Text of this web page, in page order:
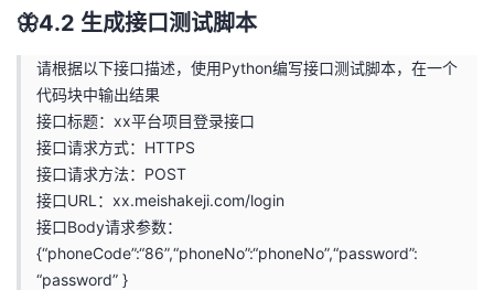
🦋4.2 生成接口测试脚本
请根据以下接口描述，使用Python编写接口测试脚本，在一个
代码块中输出结果
接口标题：xx平台项目登录接口
接口请求方式：HTTPS
接口请求方法：POST
接口URL： xx.meishakeji.com/login
接口Body请求参数：
{“phoneCode”:“86”,“phoneNo”:“phoneNo”,“password”:
“password” }